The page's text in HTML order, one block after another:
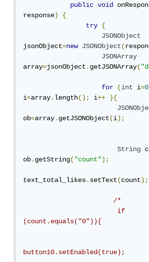
public
void
response)
{
try
{
JSONObject
jsonObject=new JSONObject(
JSONArray
array=jsonObject.getJSONArray(
for (int i=
i<array.length(); i++
){
ob=array.getJSONObject(i);
String
ob.getString("count");
text_total_likes.setText(count);
/*
                        if
(count.equals("0")){
button10.setEnabled(true);